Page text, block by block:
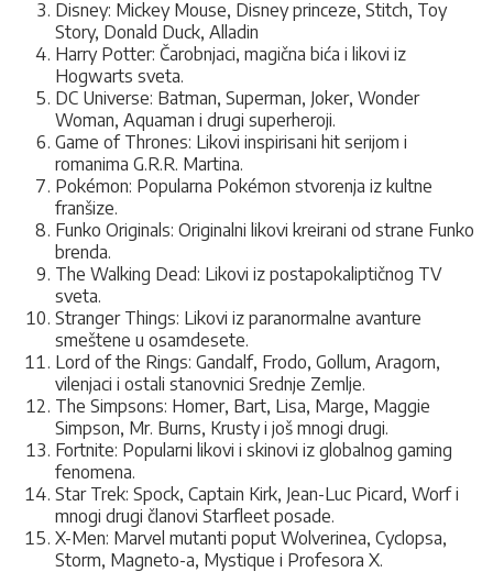
Disney: Mickey Mouse, Disney princeze, Stitch, Toy
Story, Donald Duck, Alladin
Harry Potter: Čarobnjaci, magična bića i likovi iz
Hogwarts sveta.
DC Universe: Batman, Superman, Joker, Wonder
Woman, Aquaman i drugi superheroji.
Game of Thrones: Likovi inspirisani hit serijom i
romanima G.R.R. Martina.
Pokémon: Popularna Pokémon stvorenja iz kultne
franšize.
Funko Originals: Originalni likovi kreirani od strane Funko
brenda.
The Walking Dead: Likovi iz postapokaliptičnog TV
sveta.
Stranger Things: Likovi iz paranormalne avanture
smeštene u osamdesete.
Lord of the Rings: Gandalf, Frodo, Gollum, Aragorn,
vilenjaci i ostali stanovnici Srednje Zemlje.
The Simpsons: Homer, Bart, Lisa, Marge, Maggie
Simpson, Mr. Burns, Krusty i još mnogi drugi.
Fortnite: Popularni likovi i skinovi iz globalnog gaming
fenomena.
Star Trek: Spock, Captain Kirk, Jean-Luc Picard, Worf i
mnogi drugi članovi Starfleet posade.
X-Men: Marvel mutanti poput Wolverinea, Cyclopsa,
Storm, Magneto-a, Mystique i Profesora X.